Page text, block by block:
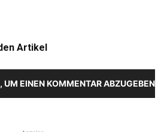
Artikel
UM EINEN KOMMENTAR ABZUGEBEN